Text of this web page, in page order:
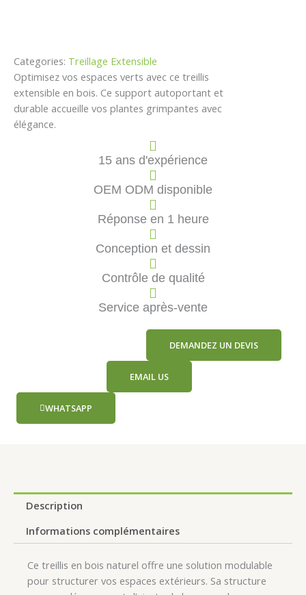
Categories: Treillage Extensible
Optimisez vos espaces verts avec ce treillis
extensible en bois. Ce support autoportant et
durable accueille vos plantes grimpantes avec
élégance.
15 ans d'expérience
OEM ODM disponible
Réponse en 1 heure
Conception et dessin
Contrôle de qualité
Service après-vente
DEMANDEZ UN DEVIS
EMAIL US
WHATSAPP
Description
Informations complémentaires
Ce treillis en bois naturel offre une solution modulable
pour structurer vos espaces extérieurs. Sa structure